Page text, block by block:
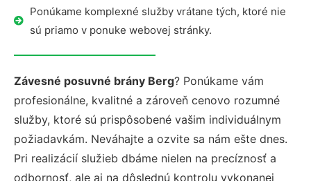
Ponúkame komplexné služby vrátane tých, ktoré nie
sú priamo v ponuke webovej stránky.
Závesné posuvné brány Berg? Ponúkame vám
profesionálne, kvalitné a zároveň cenovo rozumné
služby, ktoré sú prispôsobené vašim individuálnym
požiadavkám. Neváhajte a ozvite sa nám ešte dnes.
Pri realizácií služieb dbáme nielen na precíznosť a
odbornosť, ale aj na dôslednú kontrolu vykonanej